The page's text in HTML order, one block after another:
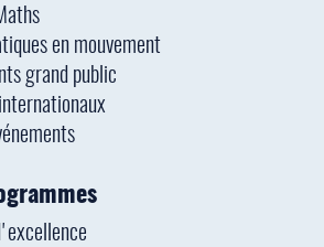
en mouvement
grand public